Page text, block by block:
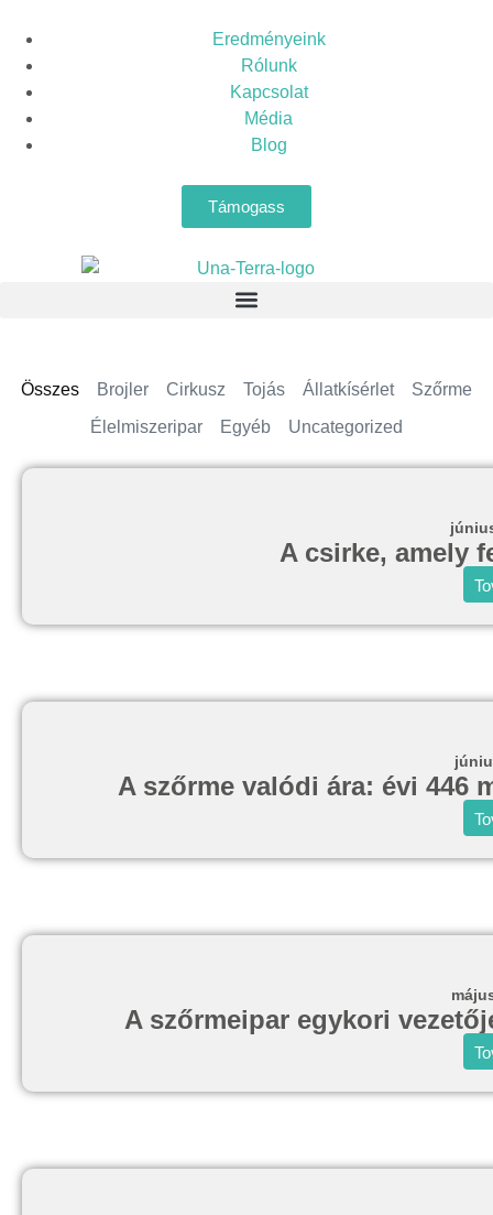
Eredményeink
Rólunk
Kapcsolat
Média
Blog
Támogass
Brojler Cirkusz Tojás Állatkísérlet
Szőrme
Élelmiszeripar
Egyéb Uncategorized
Összes
A csirke, amely
A szőrme valódi ára: évi 446
A szőrmeipar egykori